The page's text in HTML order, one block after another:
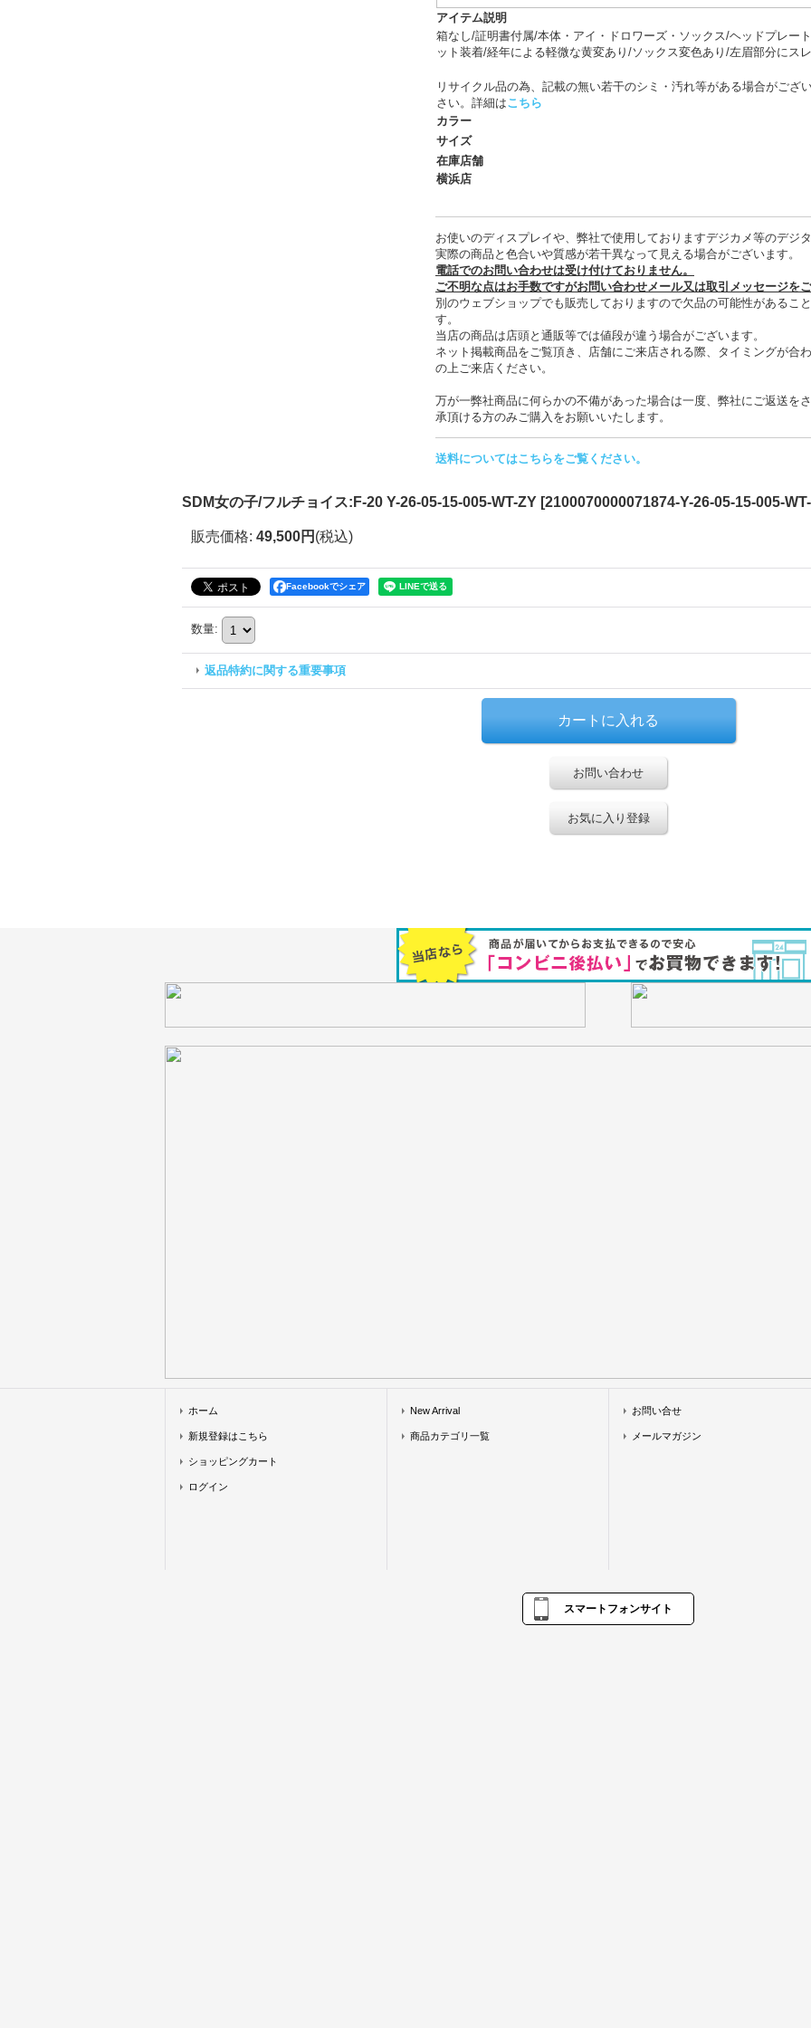
アイテム説明
箱なし/証明書付属/本体・アイ・ドロワーズ・ソックス/ヘッドプレー
ット装着/経年による軽微な黄変あり/ソックス変色あり/左眉部分にス
リサイクル品の為、記載の無い若干のシミ・汚れ等がある場合がござ
さい。詳細はこちら
カラー
サイズ
在庫店舗
横浜店
お使いのディスプレイや、弊社で使用しておりますデジカメ等のデジ
実際の商品と色合いや質感が若干異なって見える場合がございます。
電話でのお問い合わせは受け付けておりません。
ご不明な点はお手数ですがお問い合わせメール又は取引メッセージをご
別のウェブショップでも販売しておりますので欠品の可能性があるこ
す。
当店の商品は店頭と通販等では値段が違う場合がございます。
ネット掲載商品をご覧頂き、店舗にご来店される際、タイミングが合
の上ご来店ください。
万が一弊社商品に何らかの不備があった場合は一度、弊社にご返送を
承頂ける方のみご購入をお願いいたします。
送料についてはこちらをご覧ください。
SDM女の子/フルチョイス:F-20 Y-26-05-15-005-WT-ZY [2100070000071874-Y-26-05-15-005-
販売価格: 49,500円 (税込)
Facebookでシェア
数量:
返品特約に関する重要事項
お問い合わせ
お気に入り登録
ホーム
新規登録はこちら
ショッピングカート
ログイン
New Arrival
商品カテゴリ一覧
お問い合せ
メールマガジン
スマートフォンサイト